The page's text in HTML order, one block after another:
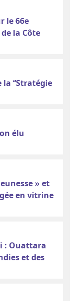
le 66e
la Côte
‘‘Stratégie
élu
» et
en vitrine
: Ouattara
et des